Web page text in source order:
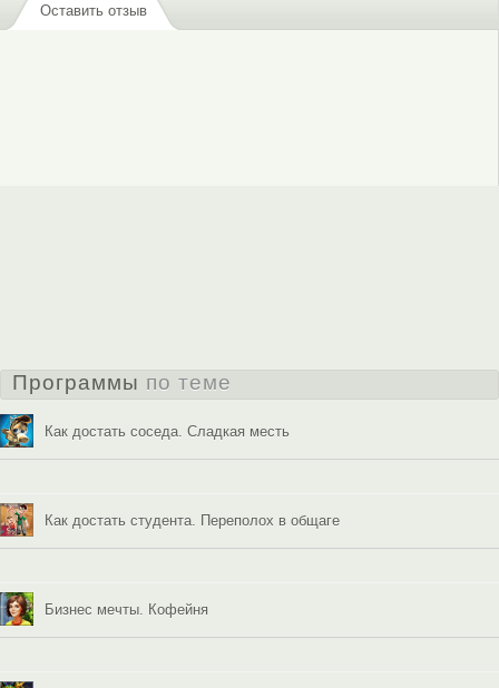
Оставить отзыв
Программы по теме
Как достать соседа. Сладкая месть
Как достать студента. Переполох в общаге
Бизнес мечты. Кофейня